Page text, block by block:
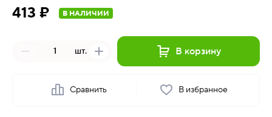
413 ₽ В НАЛИЧИИ
шт. В корзину
Сравнить В избранное